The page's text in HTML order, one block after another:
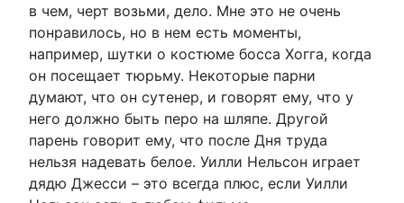
в чем, черт возьми, дело. Мне это не очень
понравилось, но в нем есть моменты,
например, шутки о костюме босса Хогга, когда
он посещает тюрьму. Некоторые парни
думают, что он сутенер, и говорят ему, что у
него должно быть перо на шляпе. Другой
парень говорит ему, что после Дня труда
нельзя надевать белое. Уилли Нельсон играет
дядю Джесси – это всегда плюс, если Уилли